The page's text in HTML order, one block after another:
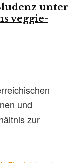
unter
veggie-
und
zur